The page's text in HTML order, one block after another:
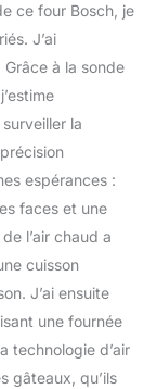
ce four Bosch, je
J’ai
à la sonde
la
espérances :
faces et une
l’air chaud a
cuisson
J’ai ensuite
une fournée
technologie d’air
gâteaux, qu’ils